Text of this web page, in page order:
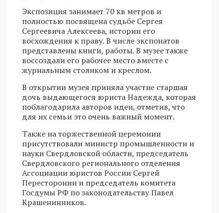
Экспозиция занимает 70 кв метров и
полностью посвящена судьбе Сергея
Сергеевича Алексеева, истории его
восхождения к праву. В числе экспонатов
представлены книги, работы. В музее также
воссоздали его рабочее место вместе с
журнальным столиком и креслом.
В открытии музея приняла участие старшая
дочь выдающегося юриста Надежда, которая
поблагодарила авторов идеи, отметив, что
для их семьи это очень важный момент.
Также на торжественной церемонии
присутствовали министр промышленности и
науки Свердловской области, председатель
Свердловского регионального отделения
Ассоциации юристов России Сергей
Пересторонин и председатель комитета
Госдумы РФ по законодательству Павел
Крашенинников.